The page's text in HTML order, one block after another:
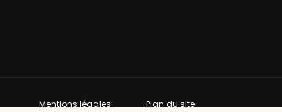
Mentions légales Plan du site